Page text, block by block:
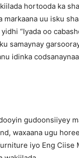
hortooda ka
markaana uu isku
“Iyada oo
samaynay
idinka
gudoonsiiyey
waxaana ugu
iyo Eng Ciise